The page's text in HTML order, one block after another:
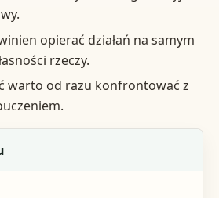
opierać działań na samym
rzeczy.
warto od razu konfrontować z